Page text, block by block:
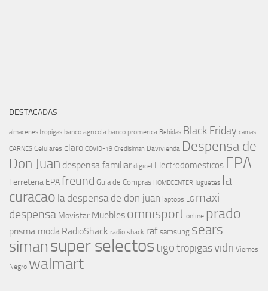
DESTACADAS
almacenes tropigas banco agricola banco promerica Bebidas Black Friday camas
CARNES Celulares claro COVID-19 Credisiman Davivienda Despensa de
Don Juan despensa familiar digicel Electrodomesticos EPA
Ferreteria EPAfreund Guia de Compras HOMECENTER Juguetes la
curacao la despensa de don juan laptops LG maxi
despensa Movistar Muebles omnisport online prado
prisma moda RadioShack radio shack raf samsung sears
simansuper selectostigotropigasvidri Viernes
Negro walmart